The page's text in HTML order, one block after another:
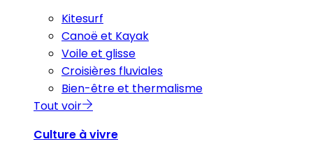
Kitesurf
Canoë et Kayak
Voile et glisse
Croisières fluviales
Bien-être et thermalisme
Tout voir
Culture à vivre